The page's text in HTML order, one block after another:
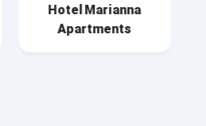
Hotel Marianna
Apartments